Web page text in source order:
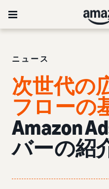
ニュース
次世代の
フローの
Amazon
バーの紹